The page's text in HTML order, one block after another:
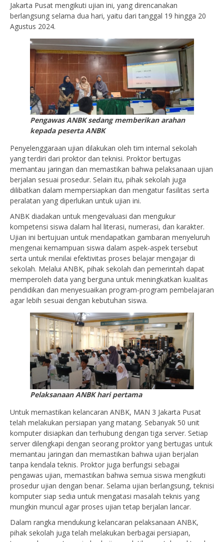
Jakarta Pusat mengikuti ujian ini, yang direncanakan
berlangsung selama dua hari, yaitu dari tanggal 19 hingga 20
Agustus 2024.
Pengawas ANBK sedang memberikan arahan
kepada peserta ANBK
Penyelenggaraan ujian dilakukan oleh tim internal sekolah
yang terdiri dari proktor dan teknisi. Proktor bertugas
memantau jaringan dan memastikan bahwa pelaksanaan ujian
berjalan sesuai prosedur. Selain itu, pihak sekolah juga
dilibatkan dalam mempersiapkan dan mengatur fasilitas serta
peralatan yang diperlukan untuk ujian ini.
ANBK diadakan untuk mengevaluasi dan mengukur
kompetensi siswa dalam hal literasi, numerasi, dan karakter.
Ujian ini bertujuan untuk mendapatkan gambaran menyeluruh
mengenai kemampuan siswa dalam aspek-aspek tersebut
serta untuk menilai efektivitas proses belajar mengajar di
sekolah. Melalui ANBK, pihak sekolah dan pemerintah dapat
memperoleh data yang berguna untuk meningkatkan kualitas
pendidikan dan menyesuaikan program-program pembelajaran
agar lebih sesuai dengan kebutuhan siswa.
Pelaksanaan ANBK hari pertama
Untuk memastikan kelancaran ANBK, MAN 3 Jakarta Pusat
telah melakukan persiapan yang matang. Sebanyak 50 unit
komputer disiapkan dan terhubung dengan tiga server. Setiap
server dilengkapi dengan seorang proktor yang bertugas untuk
memantau jaringan dan memastikan bahwa ujian berjalan
tanpa kendala teknis. Proktor juga berfungsi sebagai
pengawas ujian, memastikan bahwa semua siswa mengikuti
prosedur ujian dengan benar. Selama ujian berlangsung, teknisi
komputer siap sedia untuk mengatasi masalah teknis yang
mungkin muncul agar proses ujian tetap berjalan lancar.
Dalam rangka mendukung kelancaran pelaksanaan ANBK,
pihak sekolah juga telah melakukan berbagai persiapan,